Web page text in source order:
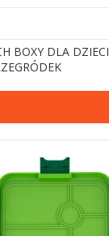
BOXY DLA DZIECI